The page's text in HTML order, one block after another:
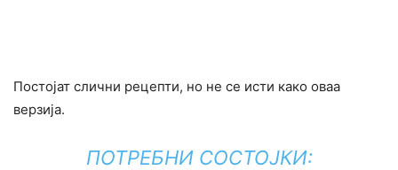
Постојат слични рецепти, но не се исти како оваа
верзија.
ПОТРЕБНИ СОСТОЈКИ: